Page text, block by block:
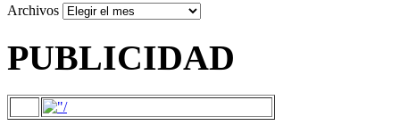
Archivos
PUBLICIDAD